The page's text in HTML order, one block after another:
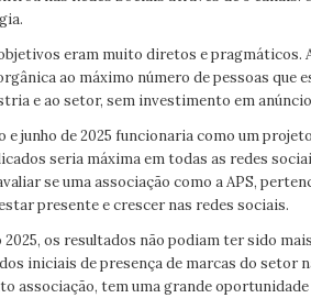
eram muito diretos e pragmáticos.
ao máximo número de pessoas que
e ao setor, sem investimento em
e junho de 2025 funcionaria como um
seria máxima em todas as redes
se uma associação como a APS,
presente e crescer nas redes sociais.
2025, os resultados não podiam ter sido
iniciais de presença de marcas do setor
associação, tem uma grande